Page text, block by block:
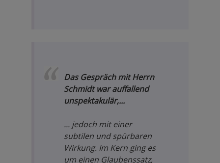
Das Gespräch mit Herrn
Schmidt war auffallend
unspektakulär,...
... jedoch mit einer
subtilen und spürbaren
Wirkung. Im Kern ging es
um einen Glaubenssatz,